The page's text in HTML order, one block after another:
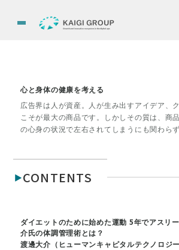
心と身体の健康を考える
広告界は人が資産。人が生み出すアイデア、
こそが最大の商品です。しかしその質は、商
の心身の状況で左右されてしまうにも関わら
い、必要なことは何か考えます。
CONTENTS
ダイエットのために始めた運動 5年でアスリ
介氏の体調管理術とは？
渡邊大介（ヒューマンキャピタルテクノロジー